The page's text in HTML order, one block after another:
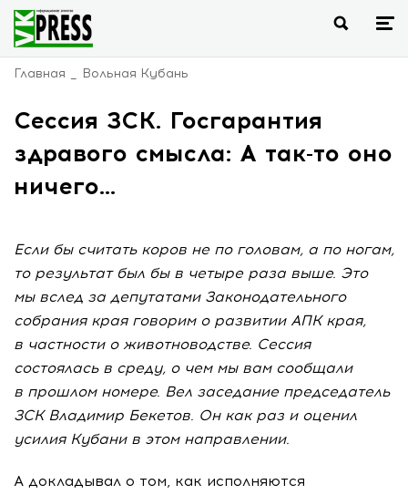
Главная Вольная Кубань
Сессия ЗСК. Госгарантия
здравого смысла: А так-то оно
ничего...
Если бы считать коров не по головам, а по ногам,
то результат был бы в четыре раза выше. Это
мы вслед за депутатами Законодательного
собрания края говорим о развитии АПК края,
в частности о животноводстве. Сессия
состоялась в среду, о чем мы вам сообщали
в прошлом номере. Вел заседание председатель
ЗСК Владимир Бекетов. Он как раз и оценил
усилия Кубани в этом направлении.
А докладывал о том, как исполняются